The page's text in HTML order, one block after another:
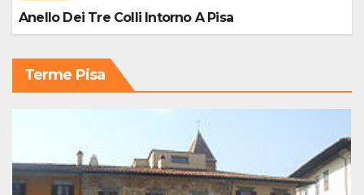
Anello Dei Tre Colli Intorno A Pisa
Terme Pisa